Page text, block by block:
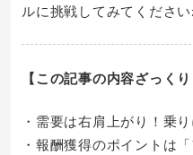
ルに挑戦してみてください
【この記事の内容ざっくり
・需要は右肩上がり！乗
・報酬獲得のポイントは